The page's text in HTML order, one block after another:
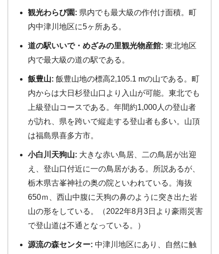
観光わらび園: 県内でも最大級の作付け面積。町
内中津川地区に5ヶ所ある。
道の駅いいで・めざみの里観光物産館: 東北地区
内で最大級の道の駅である。
飯豊山: 飯豊山地の標高2,105.1 mの山である。町
内からは大日杉登山口より入山が可能。東北でも
上級登山コースである。年間約1,000人の登山者
が訪れ、県を跨いで縦走する登山者も多い。山頂
は福島県喜多方市。
小白川天狗山: 大きな赤い鳥居、二の鳥居が出迎
え、登山口付近に一の鳥居がある。所説あるが、
栃木県古峯神社の奥の院といわれている。海抜
650ｍ、西山中腹に天狗の鼻のように突き出た岩
山の形をしている。（2022年8月3日より豪雨災害
で登山道は不通となっている。）
源流の森センター: 中津川地区にあり、自然に触